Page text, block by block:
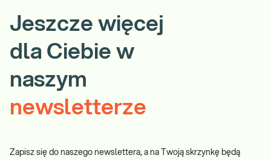
Jeszcze więcej
dla Ciebie w
naszym
newsletterze
Zapisz się do naszego newslettera, a na Twoją skrzynkę będą